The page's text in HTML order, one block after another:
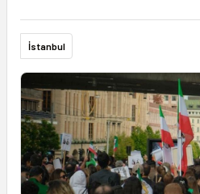
İstanbul